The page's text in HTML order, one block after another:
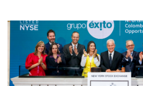
ayuda
navegación